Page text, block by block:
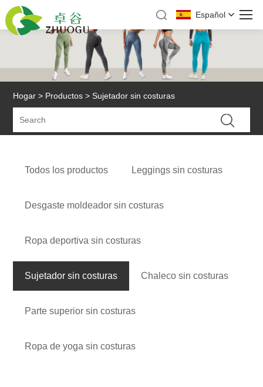
Español
Hogar > Productos > Sujetador sin costuras
Todos los productos Leggings sin costuras
Desgaste moldeador sin costuras
Ropa deportiva sin costuras
Sujetador sin costuras Chaleco sin costuras
Parte superior sin costuras
Ropa de yoga sin costuras